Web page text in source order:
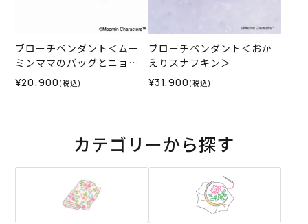
ブローチペンダント＜ムー
ミンママのバッグとニョロ
ニョロ＞
¥20,900 (税込)
ブローチペンダント＜おか
えりスナフキン＞
¥31,900 (税込)
カテゴリーから探す